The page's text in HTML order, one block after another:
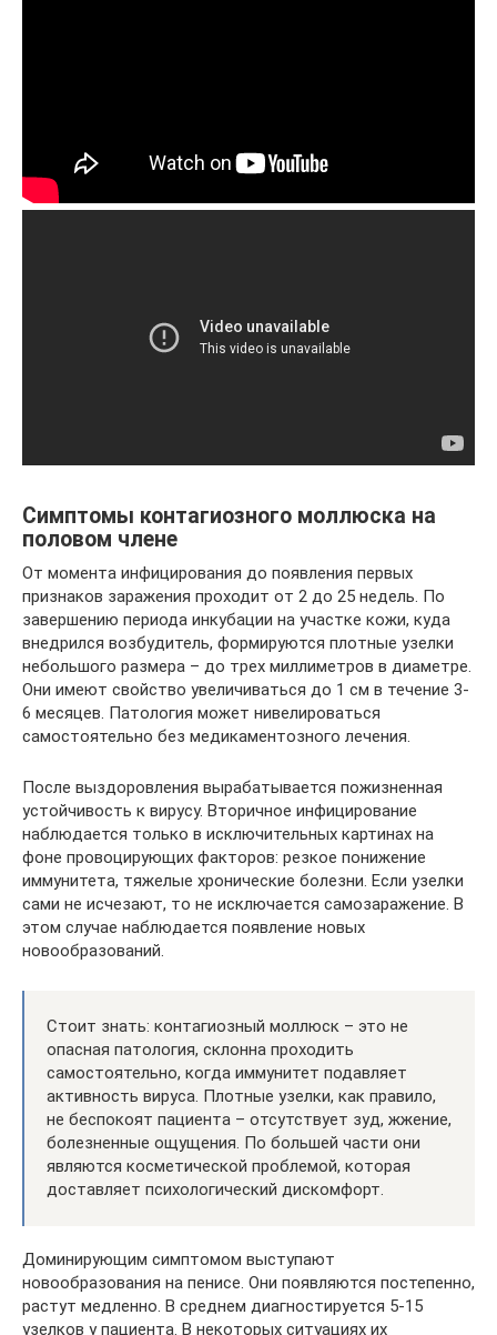
Симптомы контагиозного моллюска на
половом члене
От момента инфицирования до появления первых
признаков заражения проходит от 2 до 25 недель. По
завершению периода инкубации на участке кожи, куда
внедрился возбудитель, формируются плотные узелки
небольшого размера – до трех миллиметров в диаметре.
Они имеют свойство увеличиваться до 1 см в течение 3-
6 месяцев. Патология может нивелироваться
самостоятельно без медикаментозного лечения.
После выздоровления вырабатывается пожизненная
устойчивость к вирусу. Вторичное инфицирование
наблюдается только в исключительных картинах на
фоне провоцирующих факторов: резкое понижение
иммунитета, тяжелые хронические болезни. Если узелки
сами не исчезают, то не исключается самозаражение. В
этом случае наблюдается появление новых
новообразований.
Стоит знать: контагиозный моллюск – это не
опасная патология, склонна проходить
самостоятельно, когда иммунитет подавляет
активность вируса. Плотные узелки, как правило,
не беспокоят пациента – отсутствует зуд, жжение,
болезненные ощущения. По большей части они
являются косметической проблемой, которая
доставляет психологический дискомфорт.
Доминирующим симптомом выступают
новообразования на пенисе. Они появляются постепенно,
растут медленно. В среднем диагностируется 5-15
узелков у пациента. В некоторых ситуациях их